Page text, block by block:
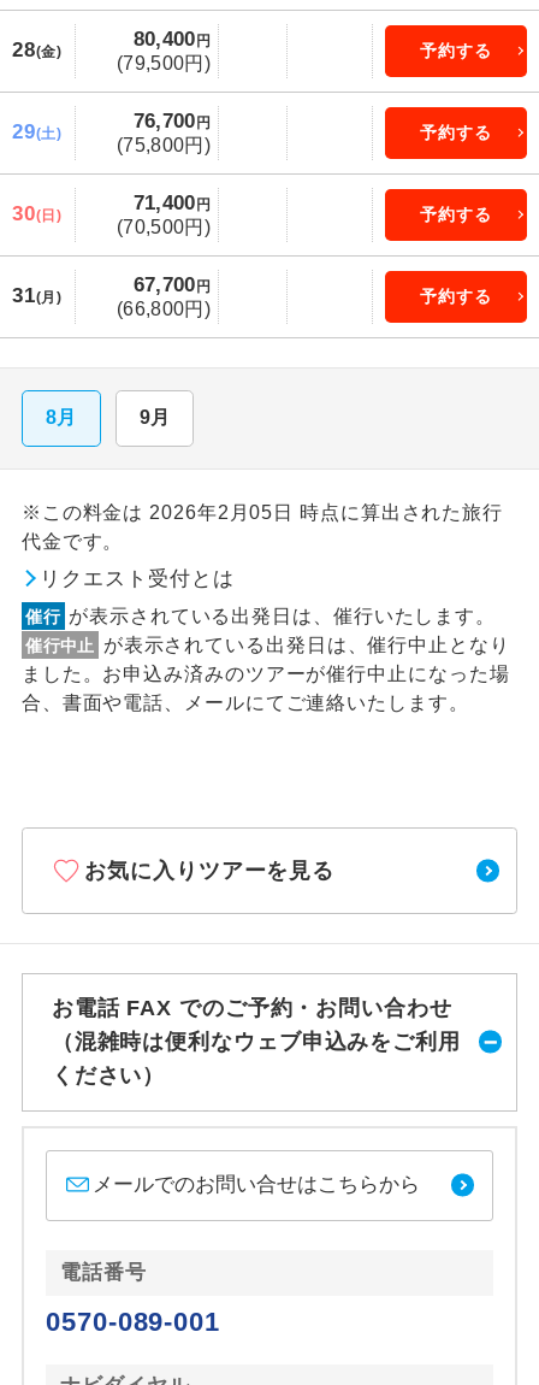
28(金)
80,400 円
(79,500円)
予約する
29(土)
76,700 円
(75,800円)
予約する
30(日)
71,400 円
(70,500円)
予約する
31(月)
67,700 円
(66,800円)
予約する
8月 9月
※この料金は 2026年2月05日 時点に算出された旅行
代金です。
リクエスト受付とは
催行 が表示されている出発日は、催行いたします。
催行中止
が表示されている出発日は、催行中止となり
ました。お申込み済みのツアーが催行中止になった場
合、書面や電話、メールにてご連絡いたします。
お気に入りツアーを見る
お電話 FAX でのご予約・お問い合わせ
（混雑時は便利なウェブ申込みをご利用
ください）
メールでのお問い合せはこちらから
電話番号
0570-089-001